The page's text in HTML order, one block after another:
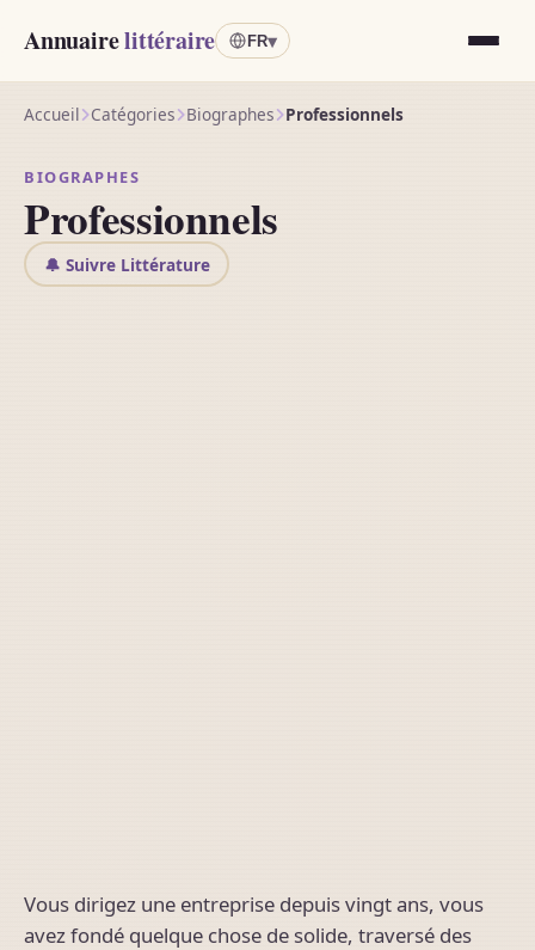
Annuairelittéraire FR▾
Accueil Catégories Biographes Professionnels
BIOGRAPHES
Professionnels
🔔 Suivre Littérature
Vous dirigez une entreprise depuis vingt ans, vous
avez fondé quelque chose de solide, traversé des